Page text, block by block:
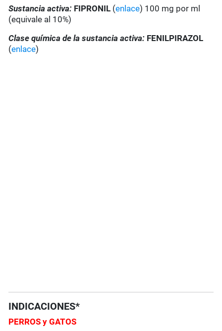
Sustancia activa: FIPRONIL (enlace) 100 mg por ml
(equivale al 10%)
Clase química de la sustancia activa: FENILPIRAZOL
(enlace)
INDICACIONES*
PERROS y GATOS